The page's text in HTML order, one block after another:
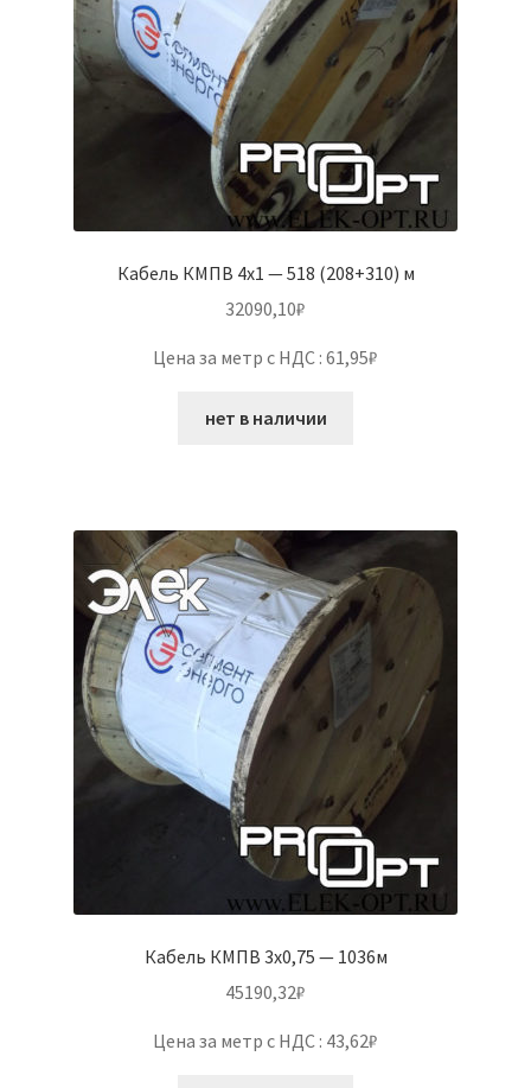
Кабель КМПВ 4х1 — 518 (208+310) м
32090,10₽
Цена за метр с НДС : 61,95₽
нет в наличии
Кабель КМПВ 3х0,75 — 1036м
45190,32₽
Цена за метр с НДС : 43,62₽